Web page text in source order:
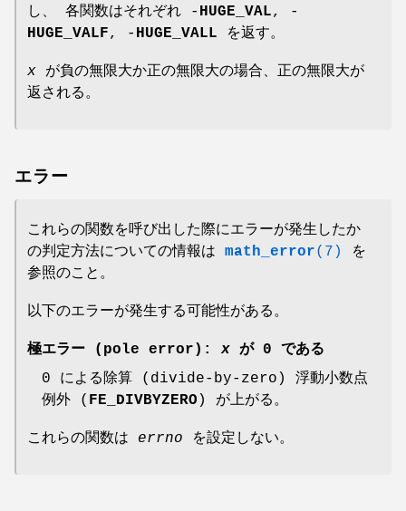
し、 各関数はそれぞれ - HUGE_VAL, -
HUGE_VALF, - HUGE_VALL を返す。
x が負の無限大か正の無限大の場合、正の無限大が
返される。
エラー
これらの関数を呼び出した際にエラーが発生したか
の判定方法についての情報は math_error(7)
を
参照のこと。
以下のエラーが発生する可能性がある。
極エラー (pole error):x が 0 である
0 による除算 (divide-by-zero) 浮動小数点
例外 ( FE_DIVBYZERO ) が上がる。
これらの関数は errno を設定しない。